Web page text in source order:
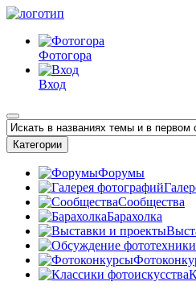
Фотогора
Вход
Категории
Форумы
Сообщества
Барахолка